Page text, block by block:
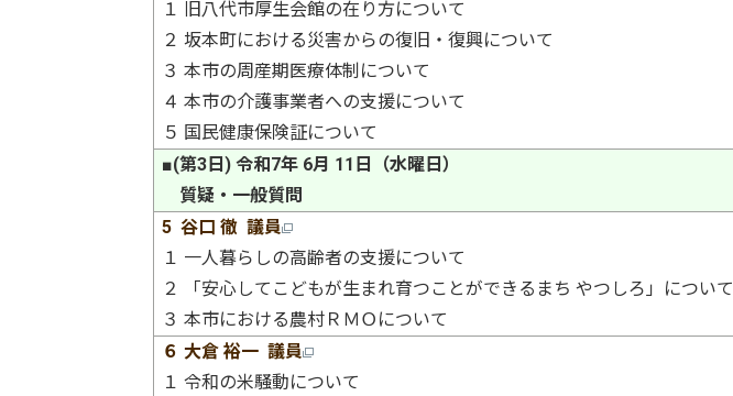
１ 旧八代市厚生会館の在り方について
２ 坂本町における災害からの復旧・復興について
３ 本市の周産期医療体制について
４ 本市の介護事業者への支援について
５ 国民健康保険証について
■(第3日) 令和7年 6月 11日（水曜日）
質疑・一般質問
5 谷口 徹 議員
１ 一人暮らしの高齢者の支援について
２ 「安心してこどもが生まれ育つことができるまち やつしろ」について
３ 本市における農村ＲＭＯについて
６ 大倉 裕一 議員
１ 令和の米騒動について